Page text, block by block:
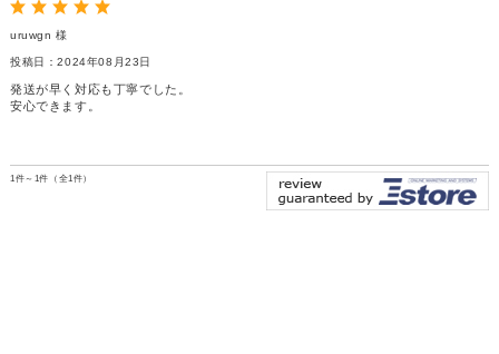
uruwgn 様
投稿日：2024年08月23日
発送が早く対応も丁寧でした。
安心できます。
1件～1件（全1件）